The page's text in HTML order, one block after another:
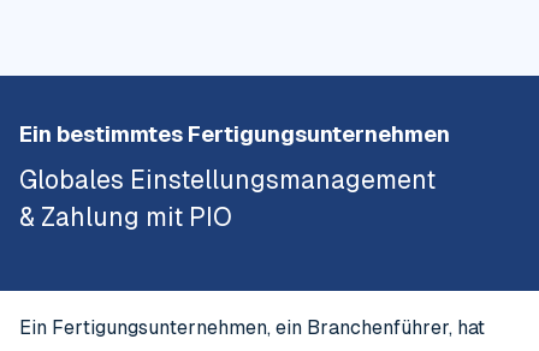
Ein bestimmtes Fertigungsunternehmen
Globales Einstellungsmanagement
& Zahlung mit PIO
Ein Fertigungsunternehmen, ein Branchenführer, hat